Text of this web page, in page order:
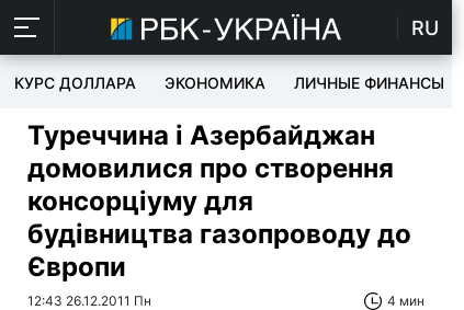
RU
КУРС ДОЛЛАРА ЭКОНОМИКА ЛИЧНЫЕ ФИНАНСЫ
Туреччина і Азербайджан
домовилися про створення
консорціуму для
будівництва газопроводу до
Європи
12:43 26.12.2011 Пн 4 мин